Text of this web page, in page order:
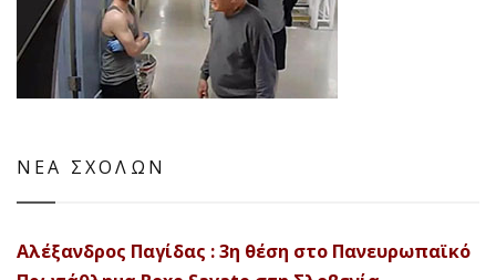
ΝΕΑ ΣΧΟΛΩΝ
Αλέξανδρος Παγίδας : 3η θέση στο Πανευρωπαϊκό